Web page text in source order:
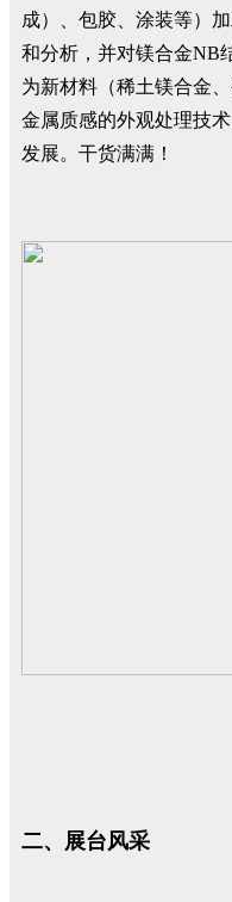
成）、包胶、涂装等）
和分析，并对镁合金NB
为新材料（稀土镁合金
金属质感的外观处理技
发展。干货满满！
二、展台风采